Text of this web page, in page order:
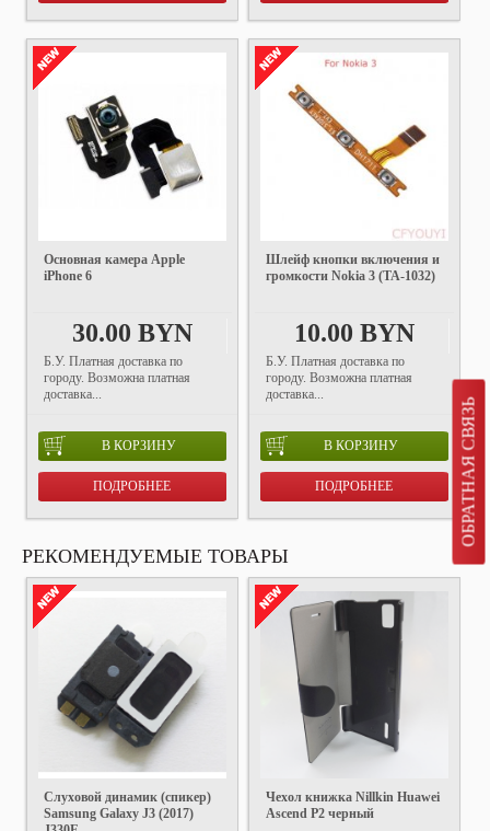
ОБРАТНАЯ СВЯЗЬ
Основная камера Apple
iPhone 6
30.00 BYN
Б.У. Платная доставка по
городу. Возможна платная
доставка...
В КОРЗИНУ
ПОДРОБНЕЕ
Шлейф кнопки включения и
громкости Nokia 3 (TA-1032)
10.00 BYN
Б.У. Платная доставка по
городу. Возможна платная
доставка...
В КОРЗИНУ
ПОДРОБНЕЕ
РЕКОМЕНДУЕМЫЕ ТОВАРЫ
Слуховой динамик (спикер)
Samsung Galaxy J3 (2017)
Чехол книжка Nillkin Huawei
Ascend P2 черный